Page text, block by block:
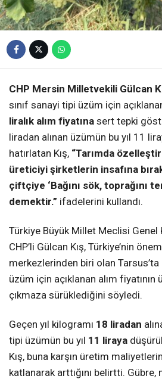
CHP Mersin Milletvekili Gülcan
sınıf sanayi tipi üzüm için
liralık alım fiyatına sert tepki
liradan alınan üzümün bu yıl 11
hatırlatan Kış, “Tarımda
üreticiyi şirketlerin insafına
çiftçiye ‘Bağını sök, toprağını
demektir.” ifadelerini kullandı.
Türkiye Büyük Millet Meclisi Genel
CHP’li Gülcan Kış, Türkiye’nin
merkezlerinden biri olan Tarsus’ta
üzüm için açıklanan alım
çıkmaza sürüklediğini söyledi.
Geçen yıl kilogramı 18 liradan
tipi üzümün bu yıl 11 liraya
Kış, buna karşın üretim
katlanarak arttığını belirtti.